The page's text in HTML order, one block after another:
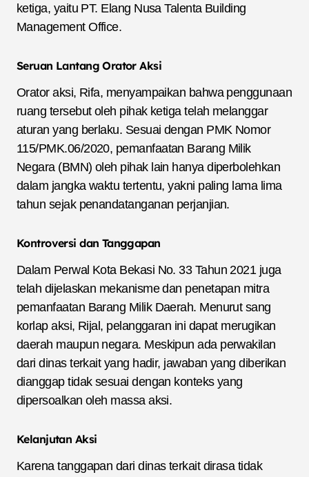
ketiga, yaitu PT. Elang Nusa Talenta Building
Management Office.
Seruan Lantang Orator Aksi
Orator aksi, Rifa, menyampaikan bahwa penggunaan
ruang tersebut oleh pihak ketiga telah melanggar
aturan yang berlaku. Sesuai dengan PMK Nomor
115/PMK.06/2020, pemanfaatan Barang Milik
Negara (BMN) oleh pihak lain hanya diperbolehkan
dalam jangka waktu tertentu, yakni paling lama lima
tahun sejak penandatanganan perjanjian.
Kontroversi dan Tanggapan
Dalam Perwal Kota Bekasi No. 33 Tahun 2021 juga
telah dijelaskan mekanisme dan penetapan mitra
pemanfaatan Barang Milik Daerah. Menurut sang
korlap aksi, Rijal, pelanggaran ini dapat merugikan
daerah maupun negara. Meskipun ada perwakilan
dari dinas terkait yang hadir, jawaban yang diberikan
dianggap tidak sesuai dengan konteks yang
dipersoalkan oleh massa aksi.
Kelanjutan Aksi
Karena tanggapan dari dinas terkait dirasa tidak